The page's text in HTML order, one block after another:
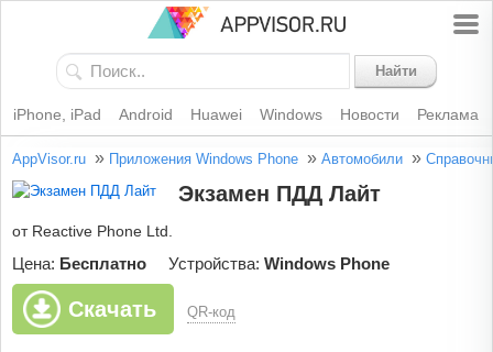
Найти
iPhone, iPad Android Huawei Windows Новости Реклама
AppVisor.ru » Приложения Windows Phone » Автомобили »
Экзамен ПДД Лайт
от Reactive Phone Ltd.
Цена: Бесплатно Устройства: Windows Phone
Скачать QR-код